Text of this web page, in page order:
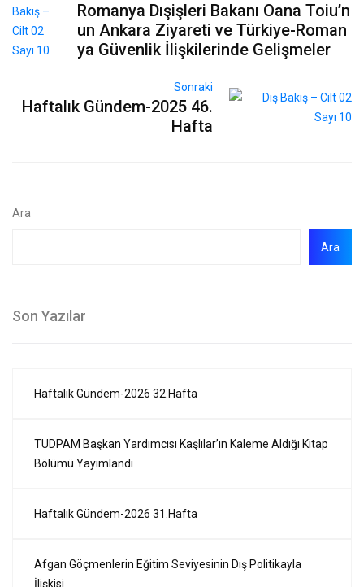
Romanya Dışişleri Bakanı Oana Toiu’n
un Ankara Ziyareti ve Türkiye-Roman
ya Güvenlik İlişkilerinde Gelişmeler
Sonraki
Haftalık Gündem-2025 46.
Hafta
Ara
Ara
Son Yazılar
Haftalık Gündem-2026 32.Hafta
TUDPAM Başkan Yardımcısı Kaşlılar’ın Kaleme Aldığı Kitap
Bölümü Yayımlandı
Haftalık Gündem-2026 31.Hafta
Afgan Göçmenlerin Eğitim Seviyesinin Dış Politikayla
İlişkisi